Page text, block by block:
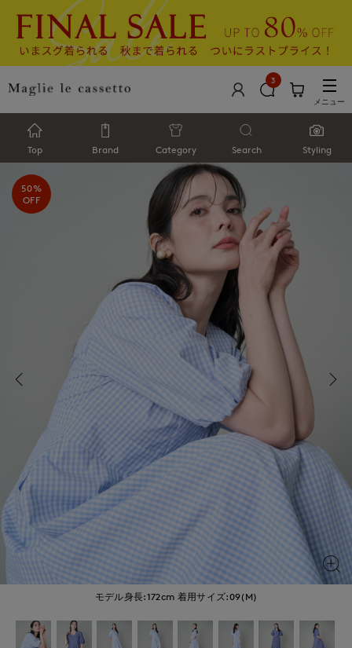
3
メニュー
Top Brand Category Search Styling
モデル身長:172cm 着用サイズ:09(M)
50%
OFF